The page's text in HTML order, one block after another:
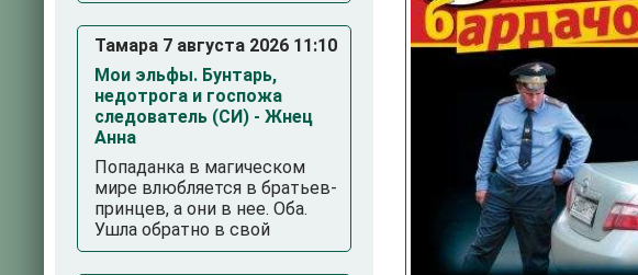
Тамара 7 августа 2026 11:10
Мои эльфы. Бунтарь,
недотрога и госпожа
следователь (СИ) - Жнец
Анна
Попаданка в магическом
мире влюбляется в братьев-
принцев, а они в нее. Оба.
Ушла обратно в свой